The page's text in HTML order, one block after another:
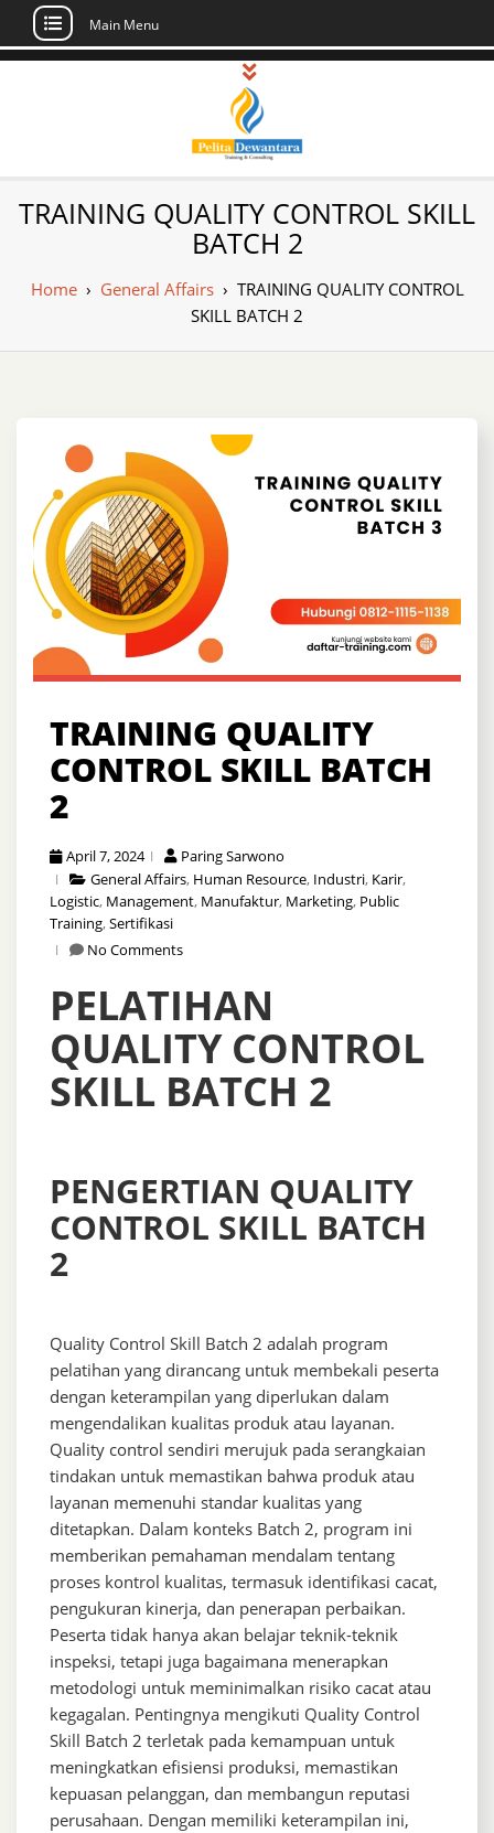
Skip
Main Menu
Pusat Pelatihan
dan Sertifikasi –
Daftar Training
Indonesia
Sertifikasi di Indonesia
TRAINING QUALITY CONTROL SKILL
BATCH 2
Home› General Affairs› TRAINING QUALITY CONTROL
SKILL BATCH 2
TRAINING QUALITY
CONTROL SKILL BATCH
2
April 7, 2024
Paring Sarwono
General Affairs, Human Resource, Industri, Karir,
Logistic, Management, Manufaktur, Marketing, Public
Training,Sertifikasi
No Comments
PELATIHAN
QUALITY CONTROL
SKILL BATCH 2
PENGERTIAN QUALITY
CONTROL SKILL BATCH
2
Quality Control Skill Batch 2 adalah program
pelatihan yang dirancang untuk membekali peserta
dengan keterampilan yang diperlukan dalam
mengendalikan kualitas produk atau layanan.
Quality control sendiri merujuk pada serangkaian
tindakan untuk memastikan bahwa produk atau
layanan memenuhi standar kualitas yang
ditetapkan. Dalam konteks Batch 2, program ini
memberikan pemahaman mendalam tentang
proses kontrol kualitas, termasuk identifikasi cacat,
pengukuran kinerja, dan penerapan perbaikan.
Peserta tidak hanya akan belajar teknik-teknik
inspeksi, tetapi juga bagaimana menerapkan
metodologi untuk meminimalkan risiko cacat atau
kegagalan. Pentingnya mengikuti Quality Control
Skill Batch 2 terletak pada kemampuan untuk
meningkatkan efisiensi produksi, memastikan
kepuasan pelanggan, dan membangun reputasi
perusahaan. Dengan memiliki keterampilan ini,